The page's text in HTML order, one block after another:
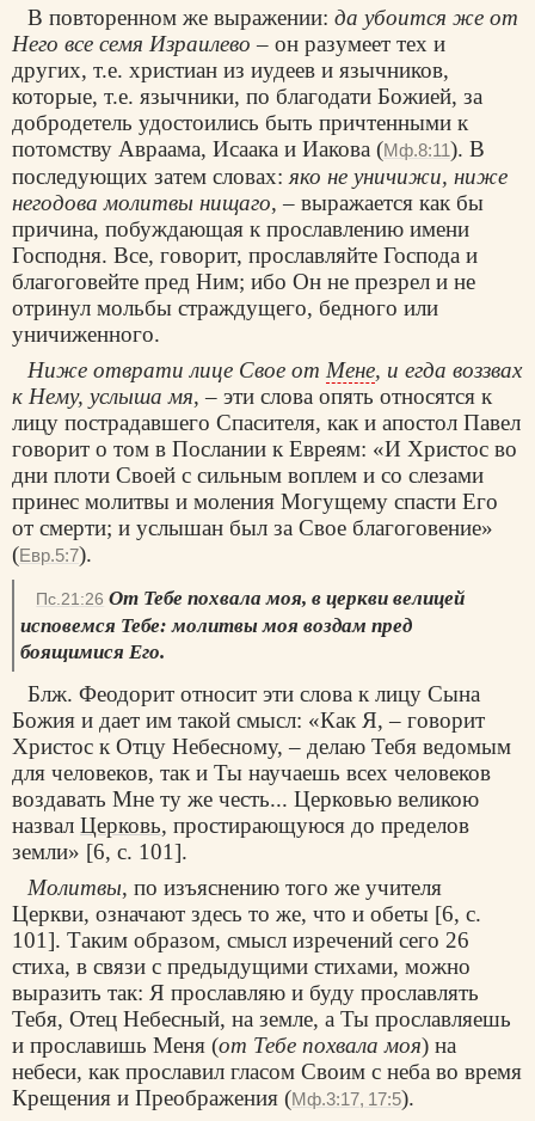
В повторенном же выражении:да убоится же от
Него все семя Израилево – он разумеет тех и
других, т.е. христиан из иудеев и язычников,
которые, т.е. язычники, по благодати Божией, за
добродетель удостоились быть причтенными к
потомству Авраама, Исаака и Иакова (Мф.8:11). В
последующих затем словах: яко не уничижи, ниже
негодова молитвы нищаго, – выражается как бы
причина, побуждающая к прославлению имени
Господня. Все, говорит, прославляйте Господа и
благоговейте пред Ним; ибо Он не презрел и не
отринул мольбы страждущего, бедного или
уничиженного.
Ниже отврати лице Свое от Мене, и егда воззвах
к Нему, услыша мя, – эти слова опять относятся к
лицу пострадавшего Спасителя, как и апостол Павел
говорит о том в Послании к Евреям: «И Христос во
дни плоти Своей с сильным воплем и со слезами
принес молитвы и моления Могущему спасти Его
от смерти; и услышан был за Свое благоговение»
(Евр.5:7).
Пс.21:26 От Тебе похвала моя, в церкви велицей
исповемся Тебе: молитвы моя воздам пред
боящимися Его.
Блж. Феодорит относит эти слова к лицу Сына
Божия и дает им такой смысл: «Как Я, – говорит
Христос к Отцу Небесному, – делаю Тебя ведомым
для человеков, так и Ты научаешь всех человеков
воздавать Мне ту же честь... Церковью великою
назвал Церковь, простирающуюся до пределов
земли» [6, с. 101].
Молитвы, по изъяснению того же учителя
Церкви, означают здесь то же, что и обеты [6, с.
101]. Таким образом, смысл изречений сего 26
стиха, в связи с предыдущими стихами, можно
выразить так: Я прославляю и буду прославлять
Тебя, Отец Небесный, на земле, а Ты прославляешь
и прославишь Меня (от Тебе похвала моя) на
небеси, как прославил гласом Своим с неба во время
Крещения и Преображения (Мф.3:17, 17:5).